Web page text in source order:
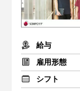
給与
雇用形態
シフト